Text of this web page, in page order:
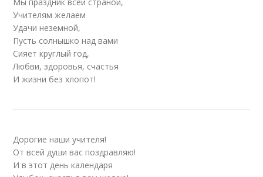
Учителям желаем
Удачи неземной,
Пусть солнышко над вами
Сияет круглый год,
Любви, здоровья, счастья
И жизни без хлопот!
Дорогие наши учителя!
От всей души вас поздравляю!
И в этот день календаря